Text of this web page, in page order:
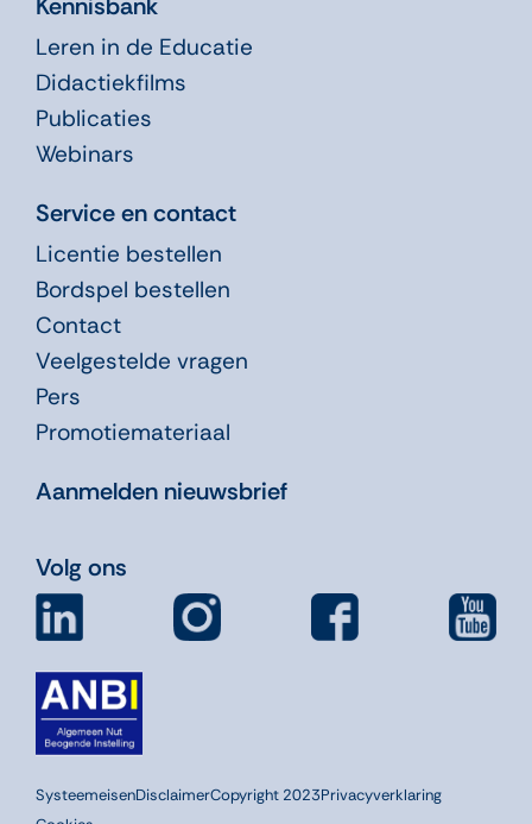
Leren in de Educatie
Didactiekfilms
Publicaties
Webinars
Service en contact
Licentie bestellen
Bordspel bestellen
Contact
Veelgestelde vragen
Pers
Promotiemateriaal
Aanmelden nieuwsbrief
Volg ons
SysteemeisenDisclaimerCopyright 2023Privacyverklaring